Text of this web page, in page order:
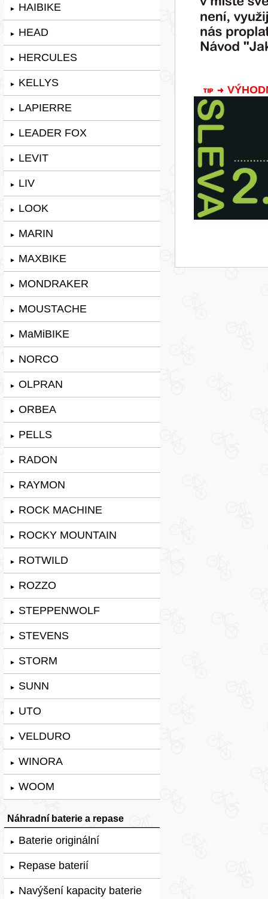
► HAIBIKE
► HEAD
► HERCULES
► KELLYS
► LAPIERRE
► LEADER FOX
► LEVIT
► LIV
► LOOK
► MARIN
► MAXBIKE
► MONDRAKER
► MOUSTACHE
► MaMiBIKE
► NORCO
► OLPRAN
► ORBEA
► PELLS
► RADON
► RAYMON
► ROCK MACHINE
► ROCKY MOUNTAIN
► ROTWILD
► ROZZO
► STEPPENWOLF
► STEVENS
► STORM
► SUNN
► UTO
► VELDURO
► WINORA
► WOOM
Náhradní baterie a repase
► Baterie originální
► Repase baterií
► Navýšení kapacity baterie